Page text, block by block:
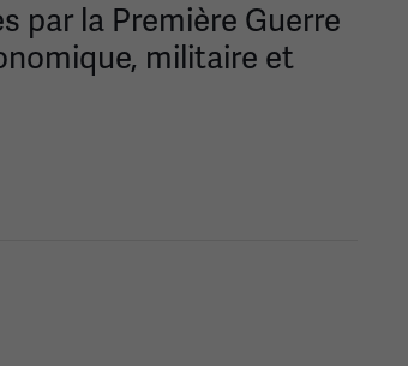
par la Première Guerre
militaire et